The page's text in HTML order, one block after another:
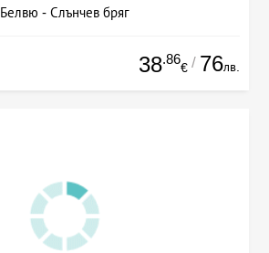
Белвю - Слънчев бряг
38.86
€ / 76лв.